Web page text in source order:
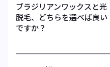
ブラジリアンワックスと光
脱毛、どちらを選べば良い
ですか？